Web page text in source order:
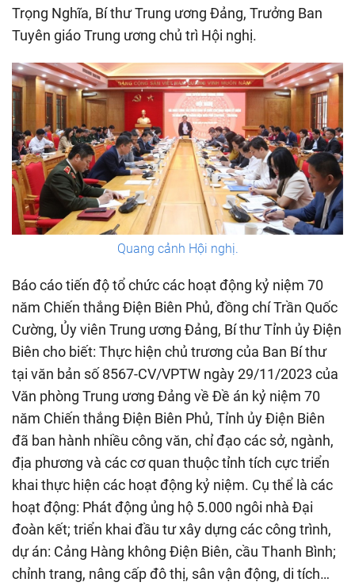
Trọng Nghĩa, Bí thư Trung ương Đảng, Trưởng Ban
Tuyên giáo Trung ương chủ trì Hội nghị.
Quang cảnh Hội nghị.
Báo cáo tiến độ tổ chức các hoạt động kỷ niệm 70
năm Chiến thắng Điện Biên Phủ, đồng chí Trần Quốc
Cường, Ủy viên Trung ương Đảng, Bí thư Tỉnh ủy Điện
Biên cho biết: Thực hiện chủ trương của Ban Bí thư
tại văn bản số 8567-CV/VPTW ngày 29/11/2023 của
Văn phòng Trung ương Đảng về Đề án kỷ niệm 70
năm Chiến thắng Điện Biên Phủ, Tỉnh ủy Điện Biên
đã ban hành nhiều công văn, chỉ đạo các sở, ngành,
địa phương và các cơ quan thuộc tỉnh tích cực triển
khai thực hiện các hoạt động kỷ niệm. Cụ thể là các
hoạt động: Phát động ủng hộ 5.000 ngôi nhà Đại
đoàn kết; triển khai đầu tư xây dựng các công trình,
dự án: Cảng Hàng không Điện Biên, cầu Thanh Bình;
chỉnh trang, nâng cấp đô thị, sân vận động, di tích…